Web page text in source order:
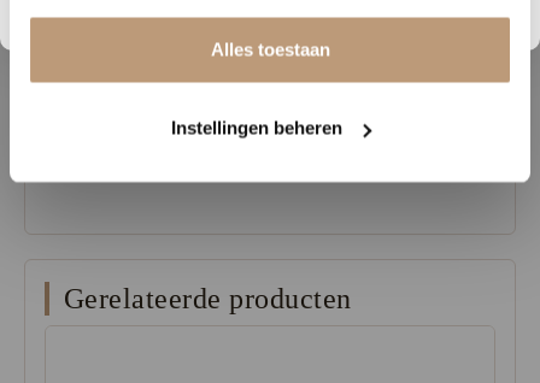
Alles toestaan
Instellingen beheren
geluidsreductie-eis, waardoor hij ideaal is voor appartementen en
ruimtes met strengere geluidseisen.
Verkrijgbaar bij Vloerenhuys de Veluwe. Bezoek de showroom of
Gerelateerde producten